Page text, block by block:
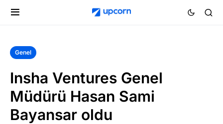
Genel
Insha Ventures Genel
Müdürü Hasan Sami
Bayansar oldu